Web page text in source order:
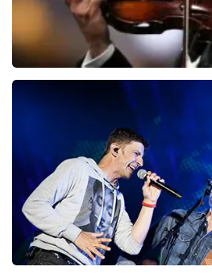
Andre Rieu
laatste 30 minuten
BESTEL NU